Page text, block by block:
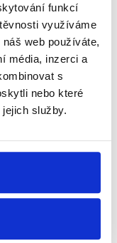
funkcí
využíváme
web používáte,
média, inzerci a
s
nebo které
služby.
v
jich vyžili
webu strany.
body
Obecný
s
právo hlasovat.
počet
nebo roven
kandidátovi
v